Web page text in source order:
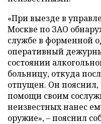
«При выезде в
Москве по ЗАО
службе в форменной
оперативный
состоянии
больницу, откуда
отпущен. Он пояснил,
помощи своим
неизвестных нанес
оружие», – пояснил